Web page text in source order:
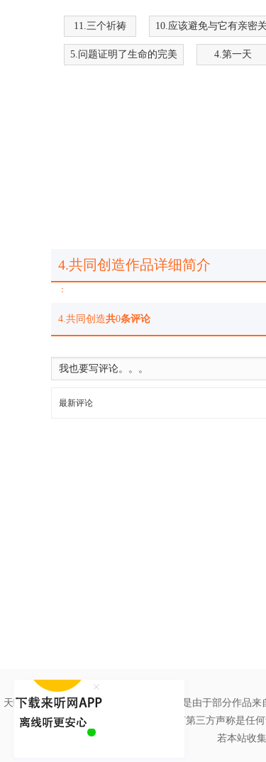
11.三个祈祷 10.应该避免与它有亲密
5.问题证明了生命的完美 4.第一天
4.共同创造作品详细简介
：
4.共同创造共0条评论
最新评论
天听网绝大多数作品拥有权利人授权。但是由于部分作品
任何第三方声称是任
若本站收